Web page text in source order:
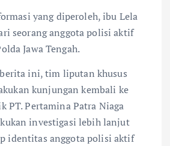
yang diperoleh, ibu Lela
seorang anggota polisi aktif
Jawa Tengah.
ini, tim liputan khusus
kunjungan kembali ke
PT. Pertamina Patra Niaga
investigasi lebih lanjut
identitas anggota polisi aktif